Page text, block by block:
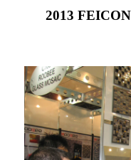
2013